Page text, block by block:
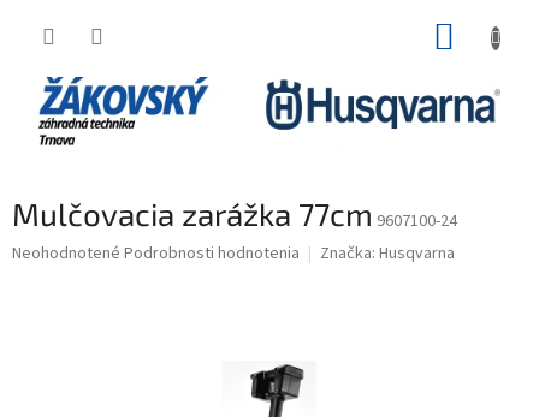
Mulčovacia zarážka 77cm 9607100-24
Priemerné hodnotenie produktu je 0,0 z 5 hviezdičiek.
Neohodnotené Podrobnosti hodnotenia Značka: Husqvarna